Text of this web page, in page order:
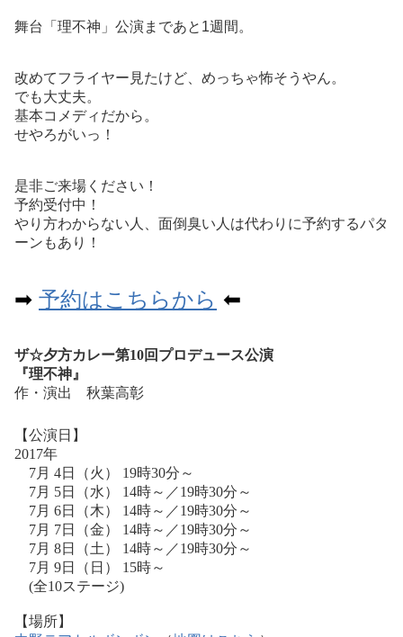
舞台「理不神」公演まであと1週間。
改めてフライヤー見たけど、めっちゃ怖そうやん。
でも大丈夫。
基本コメディだから。
せやろがいっ！
是非ご来場ください！
予約受付中！
やり方わからない人、面倒臭い人は代わりに予約するパタ
ーンもあり！
➡︎ 予約はこちらから ⬅︎
ザ☆夕方カレー第10回プロデュース公演
『理不神』
作・演出 秋葉高彰
【公演日】
2017年
7月 4日（火） 19時30分～
7月 5日（水） 14時～／19時30分～
7月 6日（木） 14時～／19時30分～
7月 7日（金） 14時～／19時30分～
7月 8日（土） 14時～／19時30分～
7月 9日（日） 15時～
(全10ステージ)
【場所】